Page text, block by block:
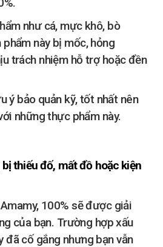
như cá, mực khô, bò
này bị mốc, hỏng
trách nhiệm hỗ trợ hoặc đền
ý bảo quản kỹ, tốt nhất nên
những thực phẩm này.
thiếu đố, mất đồ hoặc kiện
100% sẽ được giải
của bạn. Trường hợp xấu
đã cố gắng nhưng bạn vẫn